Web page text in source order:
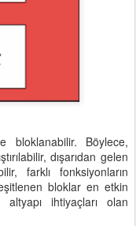
bloklanabilir. Böylece,
dışarıdan gelen
farklı fonksiyonların
bloklar en etkin
ihtiyaçları olan